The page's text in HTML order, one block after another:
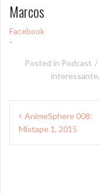
Marcos
Facebook
”
Posted in Podcast
interessante,
Navegação
deAnimeSphere 008:
Mixtape 1, 2015